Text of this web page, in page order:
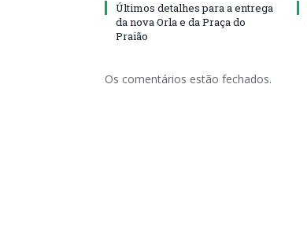
Últimos detalhes para a entrega
da nova Orla e da Praça do
Praião
Os comentários estão fechados.